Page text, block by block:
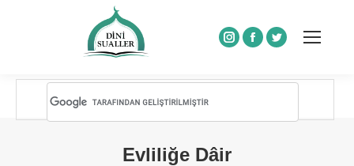
Instagram
Facebook
Twitter
Evliliğe Dâir